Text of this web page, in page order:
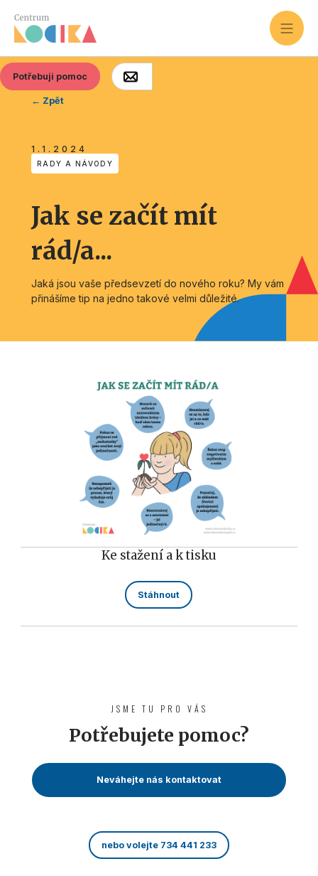
Potřebuji pomoc
← Zpět
1.1.2024
RADY A NÁVODY
Jak se začít mít
rád/a...
Jaká jsou vaše předsevzetí do nového roku? My vám
přinášíme tip na jedno takové velmi důležité.
Ke stažení a k tisku
Stáhnout
JSME TU PRO VÁS
Potřebujete pomoc?
Neváhejte nás kontaktovat
nebo volejte 734 441 233